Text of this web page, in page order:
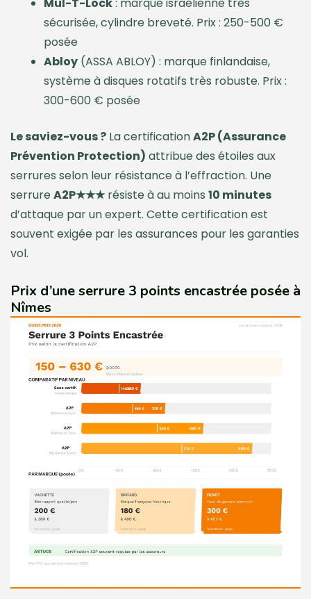
Mul-T-Lock: marque israélienne très
sécurisée, cylindre breveté. Prix : 250-500 €
posée
Abloy (ASSA ABLOY) : marque finlandaise,
système à disques rotatifs très robuste. Prix :
300-600 € posée
Le saviez-vous ? La certificationA2P (Assurance
Prévention Protection) attribue des étoiles aux
serrures selon leur résistance à l’effraction. Une
serrureA2P★★★résiste à au moins 10 minutes
d’attaque par un expert. Cette certification est
souvent exigée par les assurances pour les garanties
vol.
Prix d’une serrure 3 points encastrée posée à
Nîmes